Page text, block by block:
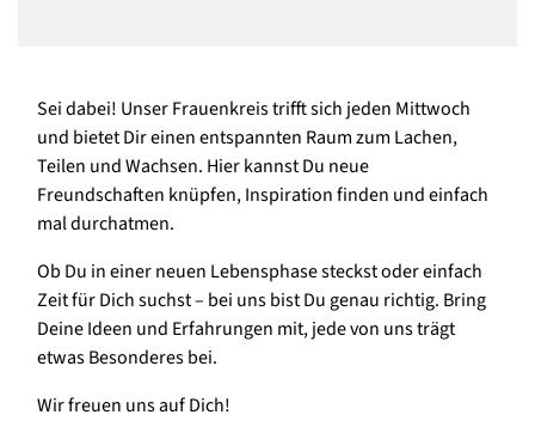
Sei dabei! Unser Frauenkreis trifft sich jeden Mittwoch
und bietet Dir einen entspannten Raum zum Lachen,
Teilen und Wachsen. Hier kannst Du neue
Freundschaften knüpfen, Inspiration finden und einfach
mal durchatmen.
Ob Du in einer neuen Lebensphase steckst oder einfach
Zeit für Dich suchst – bei uns bist Du genau richtig. Bring
Deine Ideen und Erfahrungen mit, jede von uns trägt
etwas Besonderes bei.
Wir freuen uns auf Dich!